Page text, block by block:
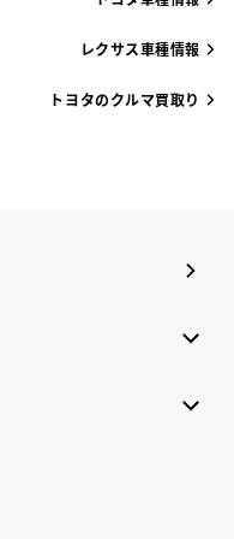
レクサス車種情報
トヨタのクルマ買取り